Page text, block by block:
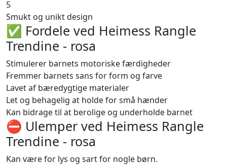
5
Smukt og unikt design
✅ Fordele ved Heimess Rangle
Trendine - rosa
Stimulerer barnets motoriske færdigheder
Fremmer barnets sans for form og farve
Lavet af bæredygtige materialer
Let og behagelig at holde for små hænder
Kan bidrage til at berolige og underholde barnet
⛔️ Ulemper ved Heimess Rangle
Trendine - rosa
Kan være for lys og sart for nogle børn.